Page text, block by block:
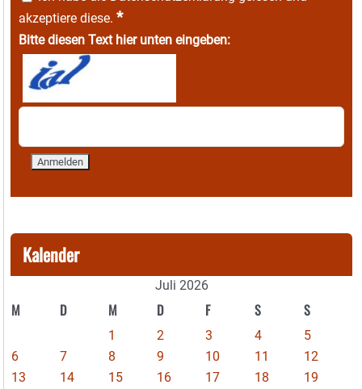
akzeptiere diese. *
Bitte diesen Text hier unten eingeben:
Kalender
Juli 2026
M D M D F S S
1 2 3 4
5
6
7 8 9 10 11
12
13
14 15 16 17 18
19